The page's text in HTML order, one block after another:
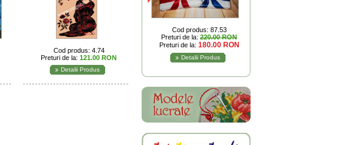
Cod produs: 4.74
Preturi de la: 121.00 RON
Detalii Produs
Cod produs: 87.53
Preturi de la: 220.00 RON
Preturi de la: 180.00 RON
Detalii Produs